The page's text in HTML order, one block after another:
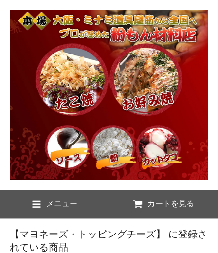
メニュー カートを見る
【マヨネーズ・トッピングチーズ】 に登録さ
れている商品